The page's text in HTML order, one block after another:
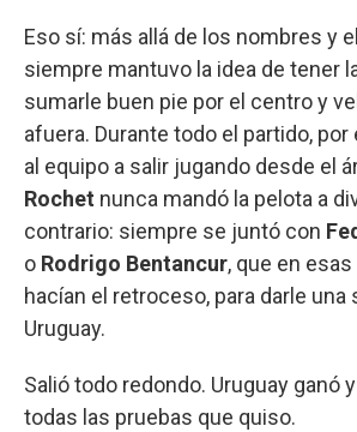
Eso sí: más allá de los nombres y
siempre mantuvo la idea de tener
sumarle buen pie por el centro y
afuera. Durante todo el partido,
al equipo a salir jugando desde el
Rochet nunca mandó la pelota a
contrario: siempre se juntó con
o Rodrigo Bentancur, que en
hacían el retroceso, para darle una
Uruguay.
Salió todo redondo. Uruguay ganó
todas las pruebas que quiso.